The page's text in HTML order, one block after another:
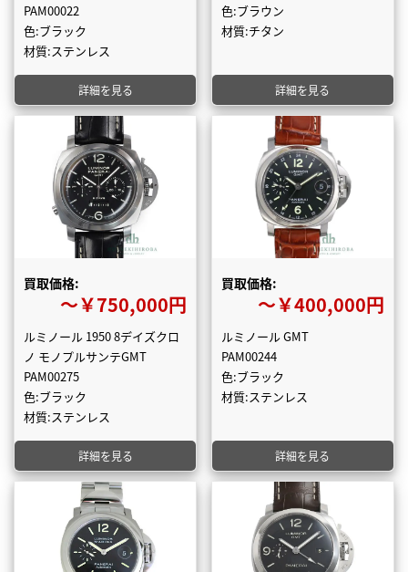
PAM00022
色:ブラック
材質:ステンレス
詳細を見る
色:ブラウン
材質:チタン
詳細を見る
買取価格:
〜￥750,000円
ルミノール 1950 8デイズクロ
ノ モノプルサンテGMT
PAM00275
色:ブラック
材質:ステンレス
詳細を見る
買取価格:
〜￥400,000円
ルミノール GMT
PAM00244
色:ブラック
材質:ステンレス
詳細を見る